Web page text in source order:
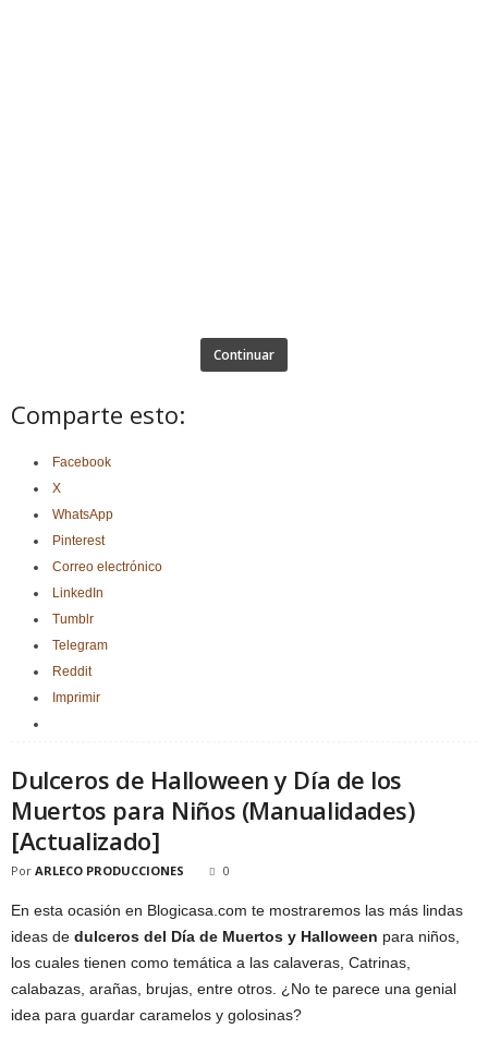
Continuar
Comparte esto:
Facebook
X
WhatsApp
Pinterest
Correo electrónico
LinkedIn
Tumblr
Telegram
Reddit
Imprimir
Dulceros de Halloween y Día de los
Muertos para Niños (Manualidades)
[Actualizado]
Por ARLECO PRODUCCIONES 0
En esta ocasión en Blogicasa.com te mostraremos las más lindas
ideas de dulceros del Día de Muertos y Halloween para niños,
los cuales tienen como temática a las calaveras, Catrinas,
calabazas, arañas, brujas, entre otros. ¿No te parece una genial
idea para guardar caramelos y golosinas?